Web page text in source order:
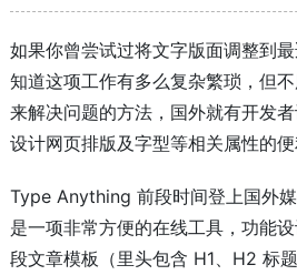
如果你曾尝试过将文字版面调整到
知道这项工作有多么复杂繁琐，但
来解决问题的方法，国外就有开发
设计网页排版及字型等相关属性的便
Type Anything 前段时间登上国外
是一项非常方便的在线工具，功能
段文章模板（里头包含 H1、H2 标